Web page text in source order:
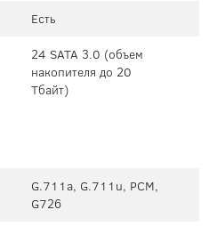
Есть
24 SATA 3.0 (объем
накопителя до 20
Тбайт)
G.711a, G.711u, PCM,
G726